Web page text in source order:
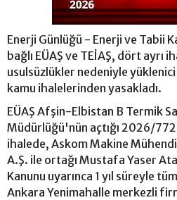
Enerji Günlüğü - Enerji ve Tabii
bağlı EÜAŞ ve TEİAŞ, dört ayrı
usulsüzlükler nedeniyle
kamu ihalelerinden yasakladı.
EÜAŞ Afşin-Elbistan B Termik
Müdürlüğü'nün açtığı 2026/
ihalede, Askom Makine
A.Ş. ile ortağı Mustafa Yaser
Kanunu uyarınca 1 yıl süreyle
Ankara Yenimahalle merkezli